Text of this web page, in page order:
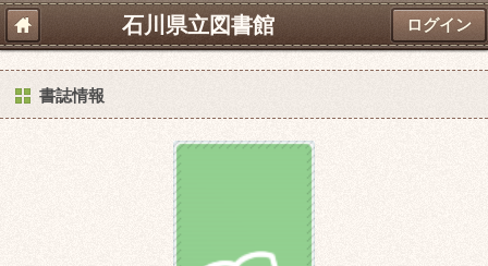
石川県立図書館 ログイン
書誌情報